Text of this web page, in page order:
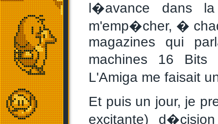
l�avance dans
m'emp�cher, �
magazines qui
machines 16
L'Amiga me faisait
Et puis un jour, je
excitante)